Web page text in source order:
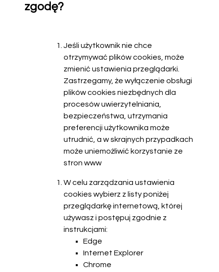
zgodę?
Jeśli użytkownik nie chce
otrzymywać plików cookies, może
zmienić ustawienia przeglądarki.
Zastrzegamy, że wyłączenie obsługi
plików cookies niezbędnych dla
procesów uwierzytelniania,
bezpieczeństwa, utrzymania
preferencji użytkownika może
utrudnić, a w skrajnych przypadkach
może uniemożliwić korzystanie ze
stron www
W celu zarządzania ustawienia
cookies wybierz z listy poniżej
przeglądarkę internetową, której
używasz i postępuj zgodnie z
instrukcjami:
Edge
Internet Explorer
Chrome